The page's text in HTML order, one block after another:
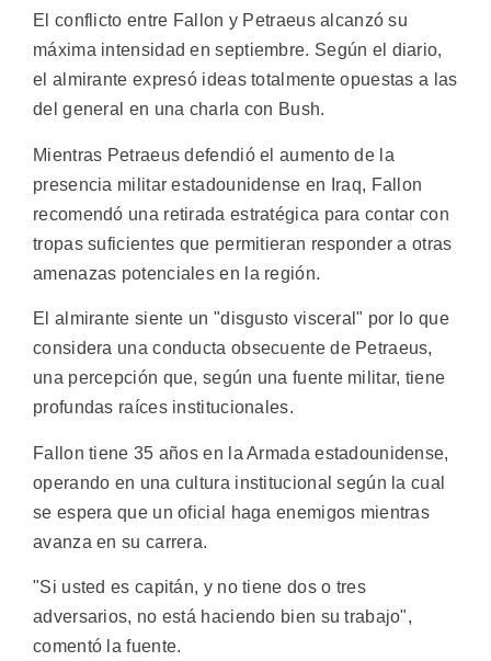
El conflicto entre Fallon y Petraeus alcanzó su
máxima intensidad en septiembre. Según el diario,
el almirante expresó ideas totalmente opuestas a las
del general en una charla con Bush.
Mientras Petraeus defendió el aumento de la
presencia militar estadounidense en Iraq, Fallon
recomendó una retirada estratégica para contar con
tropas suficientes que permitieran responder a otras
amenazas potenciales en la región.
El almirante siente un "disgusto visceral" por lo que
considera una conducta obsecuente de Petraeus,
una percepción que, según una fuente militar, tiene
profundas raíces institucionales.
Fallon tiene 35 años en la Armada estadounidense,
operando en una cultura institucional según la cual
se espera que un oficial haga enemigos mientras
avanza en su carrera.
"Si usted es capitán, y no tiene dos o tres
adversarios, no está haciendo bien su trabajo",
comentó la fuente.